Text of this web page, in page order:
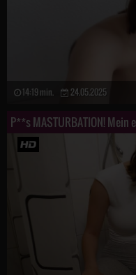
14:19 min. 24.05.2025
P**s MASTURBATION!